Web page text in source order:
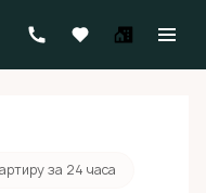
Цена по запросу
за 24 часа